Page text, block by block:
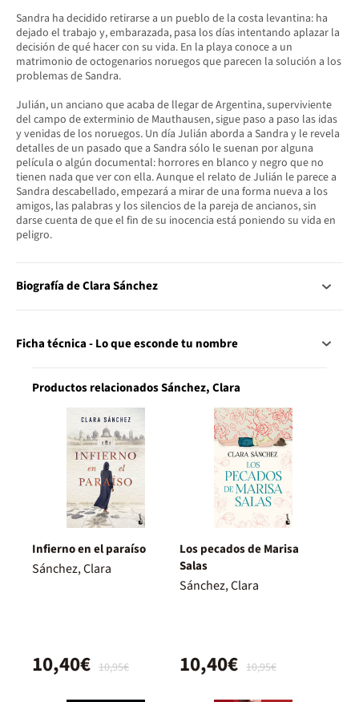
Sandra ha decidido retirarse a un pueblo de la costa levantina: ha
dejado el trabajo y, embarazada, pasa los días intentando aplazar la
decisión de qué hacer con su vida. En la playa conoce a un
matrimonio de octogenarios noruegos que parecen la solución a los
problemas de Sandra.
Julián, un anciano que acaba de llegar de Argentina, superviviente
del campo de exterminio de Mauthausen, sigue paso a paso las idas
y venidas de los noruegos. Un día Julián aborda a Sandra y le revela
detalles de un pasado que a Sandra sólo le suenan por alguna
película o algún documental: horrores en blanco y negro que no
tienen nada que ver con ella. Aunque el relato de Julián le parece a
Sandra descabellado, empezará a mirar de una forma nueva a los
amigos, las palabras y los silencios de la pareja de ancianos, sin
darse cuenta de que el fin de su inocencia está poniendo su vida en
peligro.
Biografía de Clara Sánchez
Ficha técnica - Lo que esconde tu nombre
Productos relacionados Sánchez, Clara
Infierno en el paraíso
Sánchez, Clara
10,95€
10,40€
Los pecados de Marisa
Salas
Sánchez, Clara
10,95€
10,40€